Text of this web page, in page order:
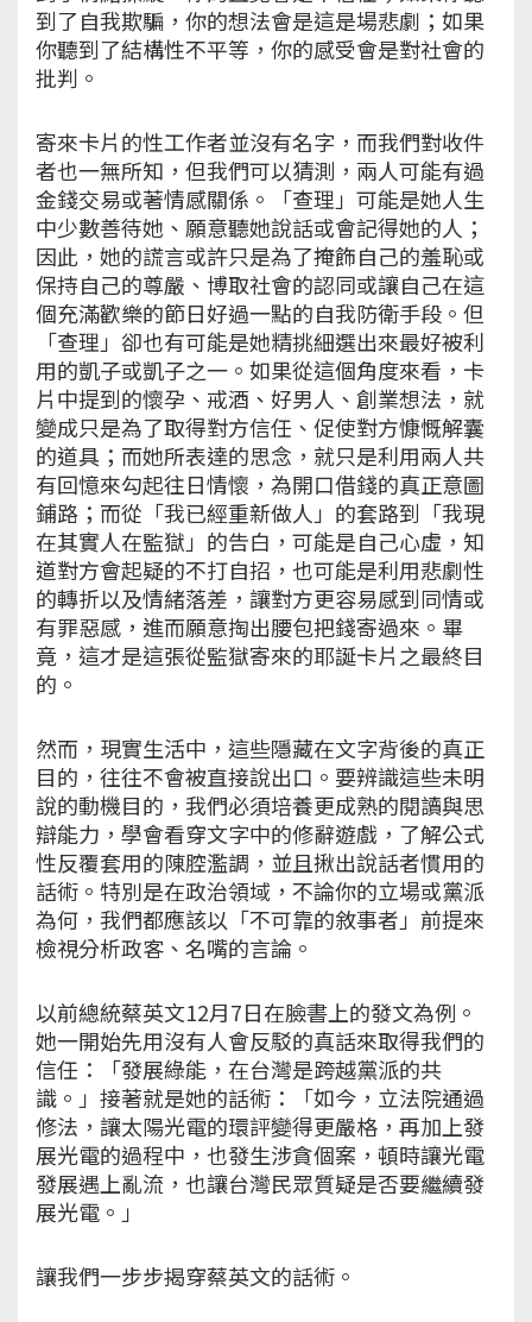
到了自我欺騙，你的想法會是這是場悲劇；如果
你聽到了結構性不平等，你的感受會是對社會的
批判。
寄來卡片的性工作者並沒有名字，而我們對收件
者也一無所知，但我們可以猜測，兩人可能有過
金錢交易或著情感關係。「查理」可能是她人生
中少數善待她、願意聽她說話或會記得她的人；
因此，她的謊言或許只是為了掩飾自己的羞恥或
保持自己的尊嚴、博取社會的認同或讓自己在這
個充滿歡樂的節日好過一點的自我防衛手段。但
「查理」卻也有可能是她精挑細選出來最好被利
用的凱子或凱子之一。如果從這個角度來看，卡
片中提到的懷孕、戒酒、好男人、創業想法，就
變成只是為了取得對方信任、促使對方慷慨解囊
的道具；而她所表達的思念，就只是利用兩人共
有回憶來勾起往日情懷，為開口借錢的真正意圖
鋪路；而從「我已經重新做人」的套路到「我現
在其實人在監獄」的告白，可能是自己心虛，知
道對方會起疑的不打自招，也可能是利用悲劇性
的轉折以及情緒落差，讓對方更容易感到同情或
有罪惡感，進而願意掏出腰包把錢寄過來。畢
竟，這才是這張從監獄寄來的耶誕卡片之最終目
的。
然而，現實生活中，這些隱藏在文字背後的真正
目的，往往不會被直接說出口。要辨識這些未明
說的動機目的，我們必須培養更成熟的閱讀與思
辯能力，學會看穿文字中的修辭遊戲，了解公式
性反覆套用的陳腔濫調，並且揪出說話者慣用的
話術。特別是在政治領域，不論你的立場或黨派
為何，我們都應該以「不可靠的敘事者」前提來
檢視分析政客、名嘴的言論。
以前總統蔡英文12月7日在臉書上的發文為例。
她一開始先用沒有人會反駁的真話來取得我們的
信任：「發展綠能，在台灣是跨越黨派的共
識。」接著就是她的話術：「如今，立法院通過
修法，讓太陽光電的環評變得更嚴格，再加上發
展光電的過程中，也發生涉貪個案，頓時讓光電
發展遇上亂流，也讓台灣民眾質疑是否要繼續發
展光電。」
讓我們一步步揭穿蔡英文的話術。